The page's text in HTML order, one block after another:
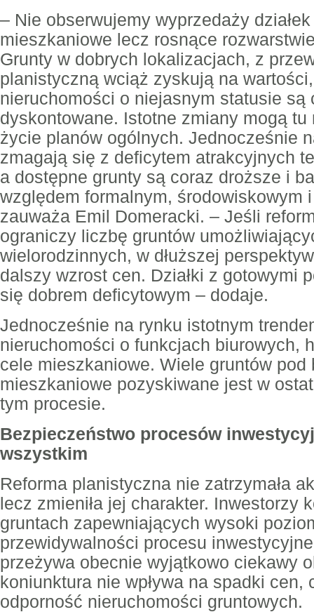
– Nie obserwujemy wyprzedaży
mieszkaniowe lecz rosnące
Grunty w dobrych lokalizacjach, z
planistyczną wciąż zyskują na
nieruchomości o niejasnym statusie są
dyskontowane. Istotne zmiany mogą
życie planów ogólnych. Jednocześnie
zmagają się z deficytem atrakcyjnych
a dostępne grunty są coraz droższe i
względem formalnym, środowiskowym
zauważa Emil Domeracki. – Jeśli
ograniczy liczbę gruntów
wielorodzinnych, w dłuższej
dalszy wzrost cen. Działki z gotowymi
się dobrem deficytowym – dodaje.
Jednocześnie na rynku istotnym
nieruchomości o funkcjach biurowych,
cele mieszkaniowe. Wiele gruntów pod
mieszkaniowe pozyskiwane jest w
tym procesie.
Bezpieczeństwo procesów
wszystkim
Reforma planistyczna nie zatrzymała
lecz zmieniła jej charakter. Inwestorzy
gruntach zapewniających wysoki
przewidywalności procesu
przeżywa obecnie wyjątkowo ciekawy
koniunktura nie wpływa na spadki
odporność nieruchomości gruntowych.